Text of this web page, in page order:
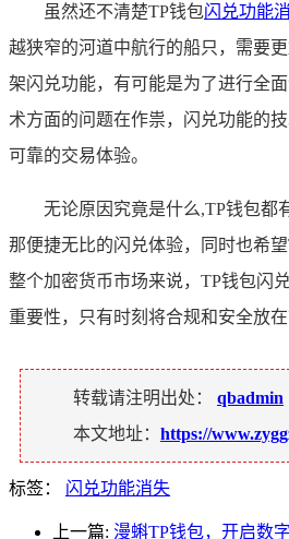
虽然还不清楚TP钱包闪兑功能
越狭窄的河道中航行的船只，需要
架闪兑功能，有可能是为了进行全
术方面的问题在作祟，闪兑功能的
可靠的交易体验。
无论原因究竟是什么,TP钱包都
那便捷无比的闪兑体验，同时也希
整个加密货币市场来说，TP钱包闪
重要性，只有时刻将合规和安全放
转载请注明出处： qbadmin
本文地址： https://
标签： 闪兑功能消失
上一篇: 漫蝌TP钱包，开启数